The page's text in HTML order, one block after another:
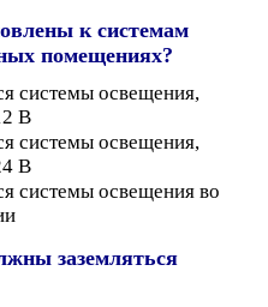
к системам
помещениях?
системы освещения,
В
системы освещения,
В
системы освещения во
заземляться